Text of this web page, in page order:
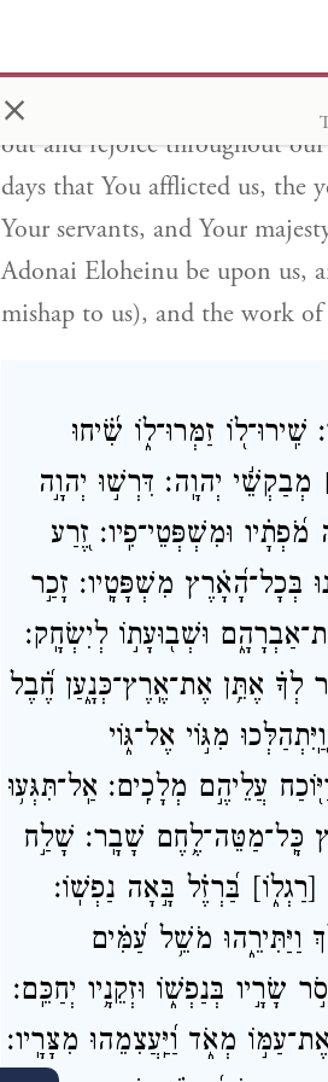
×
servants. Satiate us in the
out and rejoice throughout
days that You afflicted us, the
Your servants, and Your
Adonai Eloheinu be upon us,
mishap to us), and the work
זַמְּרוּ־ל֑וֹ שִׂ֝֗יחוּ
יְהוָֽה׃ דִּרְשׁ֣וּ יְהוָ֣ה
וּמִשְׁפְּטֵי־פִֽיו׃ זֶ֭רַע
בְּכָל־הָ֝אָ֗רֶץ מִשְׁפָּטָֽיו׃ זָכַ֣ר
וּשְׁב֖וּעָת֣וֹ לְיִשְׂחָֽק׃
לְךָ֗ אֶתֵּ֥ן אֶת־אֶֽרֶץ־כְּנָ֑עַן חֶ֝֗בֶל
מִגּ֣וֹי אֶל־גּ֑וֹי
עֲלֵיהֶ֣ם מְלָכִֽים׃ אַֽל־תִּגְּע֥וּ
כָּֽל־מַטֵּה־לֶ֥חֶם שָׁבָֽר׃ שָׁלַ֣ח
[רַגְל֑וֹ] בַּ֝רְזֶ֗ל בָּ֣אָה נַפְשֽׁוֹ׃
וַיַּתִּירֵ֑הוּ מֹשֵׁ֥ל עַ֝מִּ֗ים
שָׂרָ֣יו בְּנַפְשׁ֑וֹ וּזְקֵנָ֥יו יְחַכֵּֽם׃
מְאֹ֑ד וַ֝יַּֽעֲצִמֵהוּ מִצָּרָֽיו׃